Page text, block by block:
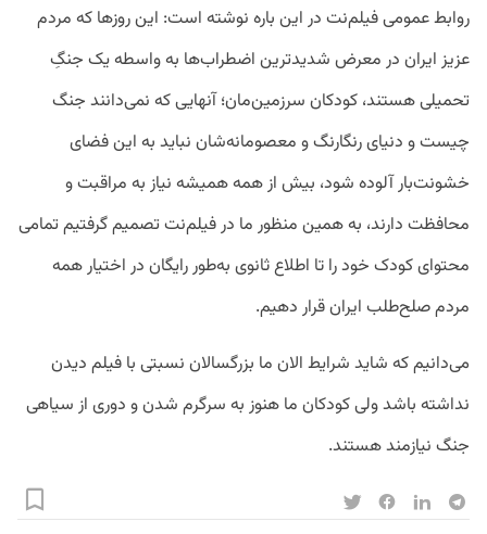
روابط عمومی فیلم‌نت در این باره نوشته است: این روزها که مردم
عزیز ایران در معرض شدیدترین اضطراب‌ها به واسطه یک جنگِ
تحمیلی هستند، کودکان سرزمین‌مان؛ آنهایی که نمی‌دانند جنگ
چیست و دنیای رنگارنگ و معصومانه‌شان نباید به این فضای
خشونت‌بار آلوده شود، بیش از همه همیشه نیاز به مراقبت و
محافظت دارند، به همین منظور ما در فیلم‌نت تصمیم گرفتیم تمامی
محتوای کودک خود را تا اطلاع ثانوی به‌طور رایگان در اختیار همه
مردم صلح‌طلب ایران قرار دهیم.
می‌دانیم که شاید شرایط الان ما بزرگسالان نسبتی با فیلم دیدن
نداشته باشد ولی کودکان ما هنوز به سرگرم شدن و دوری از سیاهی
جنگ نیازمند هستند.